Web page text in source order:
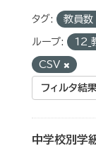
タグ: 教員数
ループ: 12_
CSV
フィルタ結
中学校別学